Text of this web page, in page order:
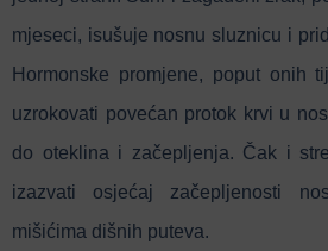
mjeseci, isušuje nosnu sluznicu i
Hormonske promjene, poput onih
uzrokovati povećan protok krvi u
do oteklina i začepljenja. Čak i
izazvati osjećaj začepljenosti
mišićima dišnih puteva.